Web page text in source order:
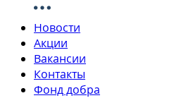
Новости
Акции
Вакансии
Контакты
Фонд добра